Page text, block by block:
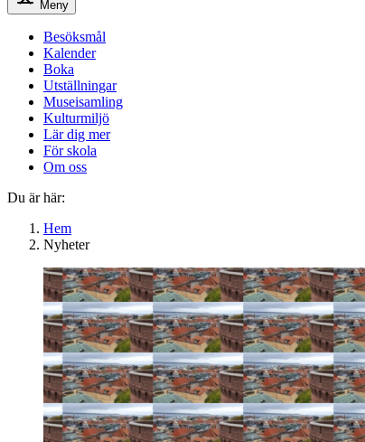
Meny
Besöksmål
Kalender
Boka
Utställningar
Museisamling
Kulturmiljö
Lär dig mer
För skola
Om oss
Du är här:
Hem
Nyheter